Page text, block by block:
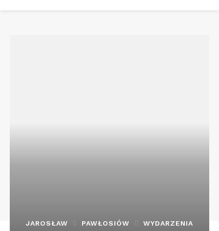
JAROSŁAW PAWŁOSIÓW WYDARZENIA